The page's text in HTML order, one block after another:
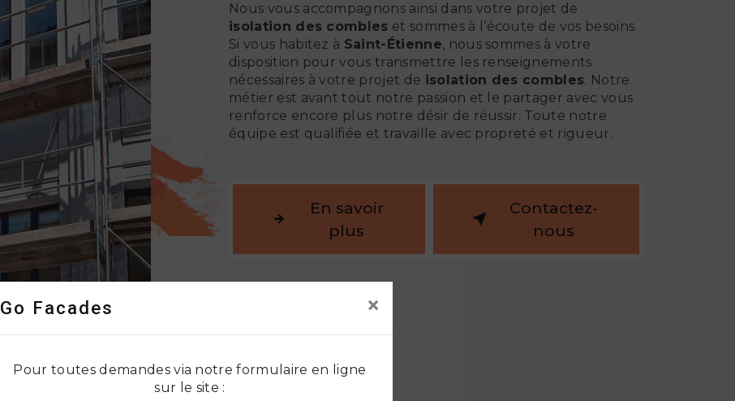
Go Facades ×
Pour toutes demandes via notre formulaire en ligne
sur le site :
Nous vous accompagnons ainsi dans votre projet de
isolation des combles et sommes à l’écoute de vos besoins.
Si vous habitez à Saint-Étienne, nous sommes à votre
disposition pour vous transmettre les renseignements
nécessaires à votre projet de isolation des combles. Notre
métier est avant tout notre passion et le partager avec vous
renforce encore plus notre désir de réussir. Toute notre
équipe est qualifiée et travaille avec propreté et rigueur.
En savoir
plus
Contactez-
nous